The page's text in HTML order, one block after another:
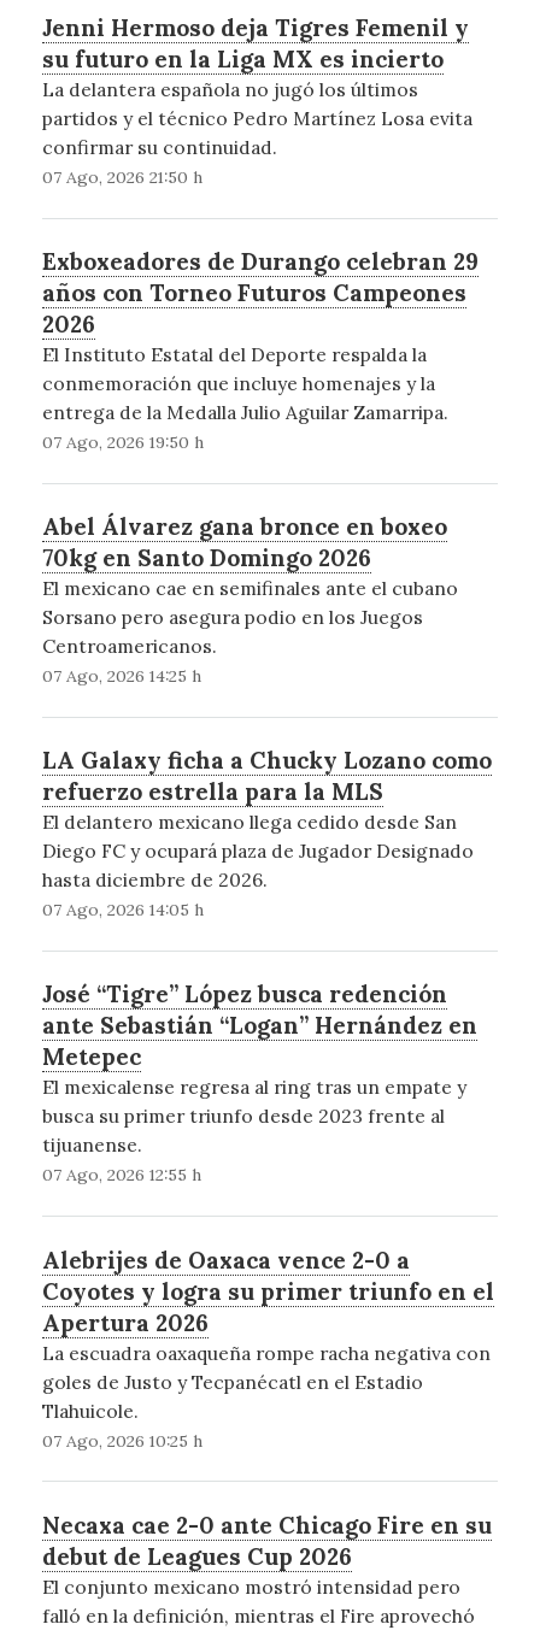
Jenni Hermoso deja Tigres Femenil y
su futuro en la Liga MX es incierto
La delantera española no jugó los últimos
partidos y el técnico Pedro Martínez Losa evita
confirmar su continuidad.
07 Ago, 2026 21:50 h
Exboxeadores de Durango celebran 29
años con Torneo Futuros Campeones
2026
El Instituto Estatal del Deporte respalda la
conmemoración que incluye homenajes y la
entrega de la Medalla Julio Aguilar Zamarripa.
07 Ago, 2026 19:50 h
Abel Álvarez gana bronce en boxeo
70kg en Santo Domingo 2026
El mexicano cae en semifinales ante el cubano
Sorsano pero asegura podio en los Juegos
Centroamericanos.
07 Ago, 2026 14:25 h
LA Galaxy ficha a Chucky Lozano como
refuerzo estrella para la MLS
El delantero mexicano llega cedido desde San
Diego FC y ocupará plaza de Jugador Designado
hasta diciembre de 2026.
07 Ago, 2026 14:05 h
José “Tigre” López busca redención
ante Sebastián “Logan” Hernández en
Metepec
El mexicalense regresa al ring tras un empate y
busca su primer triunfo desde 2023 frente al
tijuanense.
07 Ago, 2026 12:55 h
Alebrijes de Oaxaca vence 2-0 a
Coyotes y logra su primer triunfo en el
Apertura 2026
La escuadra oaxaqueña rompe racha negativa con
goles de Justo y Tecpanécatl en el Estadio
Tlahuicole.
07 Ago, 2026 10:25 h
Necaxa cae 2-0 ante Chicago Fire en su
debut de Leagues Cup 2026
El conjunto mexicano mostró intensidad pero
falló en la definición, mientras el Fire aprovechó